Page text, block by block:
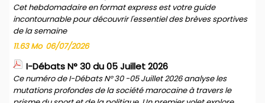
Cet hebdomadaire en format express est votre guide
incontournable pour découvrir l'essentiel des brèves sportives
de la semaine
11.63 Mo 06/07/2026
I-Débats N° 30 du 05 Juillet 2026
Ce numéro de I-Débats N° 30 -05 Juillet 2026 analyse les
mutations profondes de la société marocaine à travers le